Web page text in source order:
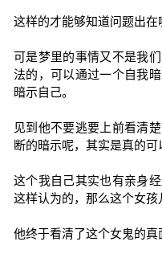
这样的才能够知道问题出在
可是梦里的事情又不是我
法的，可以通过一个自我
暗示自己。
见到他不要逃要上前看清
断的暗示呢，其实是真的可
这个我自己其实也有亲身
这样认为的，那么这个女孩
他终于看清了这个女鬼的真